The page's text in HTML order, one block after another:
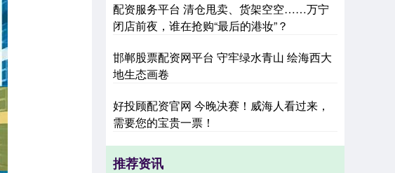
配资服务平台 清仓甩卖、货架空空……万宁
闭店前夜，谁在抢购“最后的港妆”？
邯郸股票配资网平台 守牢绿水青山 绘海西大
地生态画卷
好投顾配资官网 今晚决赛！威海人看过来，
需要您的宝贵一票！
推荐资讯